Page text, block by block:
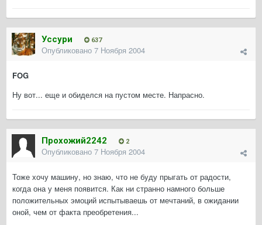
Уссури 637
Опубликовано 7 Ноября 2004
FOG
Ну вот... еще и обиделся на пустом месте. Напрасно.
Прохожий2242 2
Опубликовано 7 Ноября 2004
Тоже хочу машину, но знаю, что не буду прыгать от радости,
когда она у меня появится. Как ни странно намного больше
положительных эмоций испытываешь от мечтаний, в ожидании
оной, чем от факта преобретения...